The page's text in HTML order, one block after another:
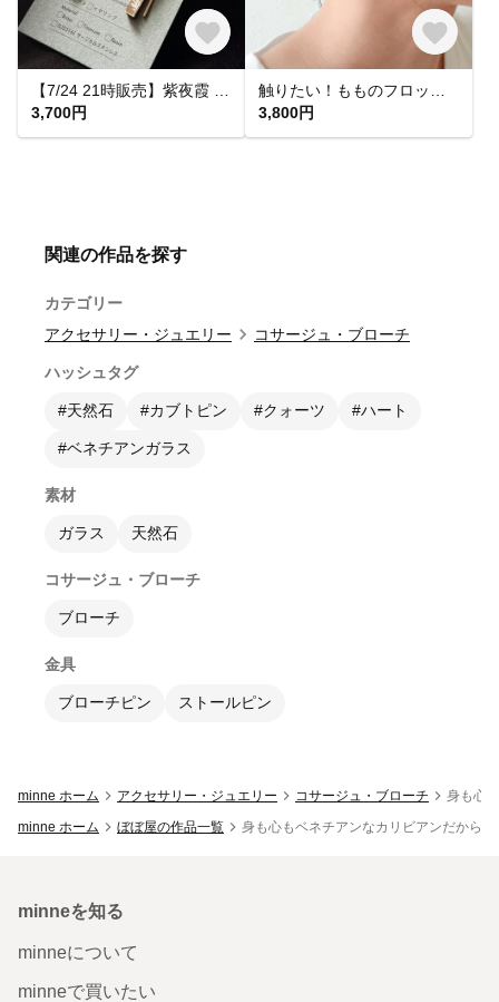
3,700円
3,800円
関連の作品を探す
カテゴリー
アクセサリー・ジュエリー
コサージュ・ブローチ
ハッシュタグ
#天然石 #カブトピン #クォーツ #ハート
#ベネチアンガラス
素材
ガラス 天然石
コサージュ・ブローチ
ブローチ
金具
ブローチピン ストールピン
minne ホーム アクセサリー・ジュエリー コサージュ・ブローチ
身も心
minne ホーム
ぼぼ屋の作品一覧 身も心もベネチアンなカリビアンだから
minneを知る
minneについて
minneで買いたい